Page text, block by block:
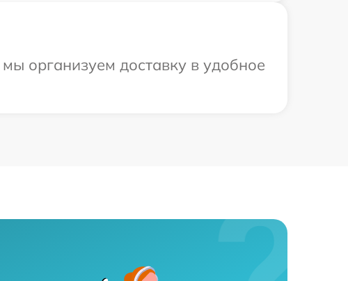
организуем доставку в удобное